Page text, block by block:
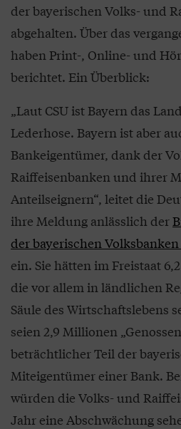
der bayerischen Volks- und
abgehalten. Über das
haben Print-, Online- und
berichtet. Ein Überblick:
„Laut CSU ist Bayern das
Lederhose. Bayern ist aber
Bankeigentümer, dank der
Raiffeisenbanken und ihrer
Anteilseignern“, leitet die
ihre Meldung anlässlich der
der bayerischen
ein. Sie hätten im Freistaat
die vor allem in ländlichen
Säule des Wirtschaftslebens
seien 2,9 Millionen
beträchtlicher Teil der
Miteigentümer einer Bank.
würden die Volks- und
Jahr eine Abschwächung